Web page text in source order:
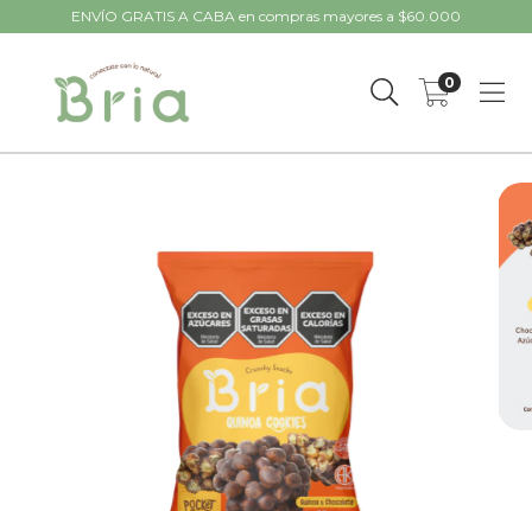
ENVÍO GRATIS A CABA en compras mayores a $60.000
0